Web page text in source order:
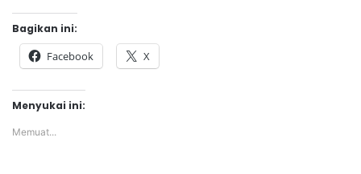
Bagikan ini:
Facebook X
Menyukai ini:
Memuat...